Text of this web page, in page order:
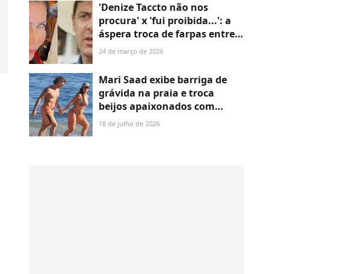
'Denize Taccto não nos
procura' x 'fui proibida...': a
áspera troca de farpas entre
irmã e ex-mulher de Gerson
bebê do ator, há 26 anos
24 de março de 2026
Mari Saad exibe barriga de
grávida na praia e troca
beijos apaixonados com
Rômulo Arantes Neto. Veja
18 de julho de 2026